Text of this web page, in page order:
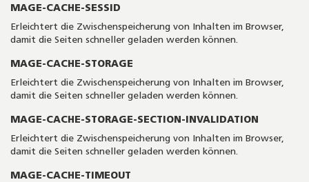
MAGE-CACHE-SESSID
Erleichtert die Zwischenspeicherung von Inhalten im Browser,
damit die Seiten schneller geladen werden können.
MAGE-CACHE-STORAGE
Erleichtert die Zwischenspeicherung von Inhalten im Browser,
damit die Seiten schneller geladen werden können.
MAGE-CACHE-STORAGE-SECTION-INVALIDATION
Erleichtert die Zwischenspeicherung von Inhalten im Browser,
damit die Seiten schneller geladen werden können.
MAGE-CACHE-TIMEOUT